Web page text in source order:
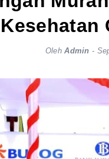
Kesehatan
OlehAdmin -